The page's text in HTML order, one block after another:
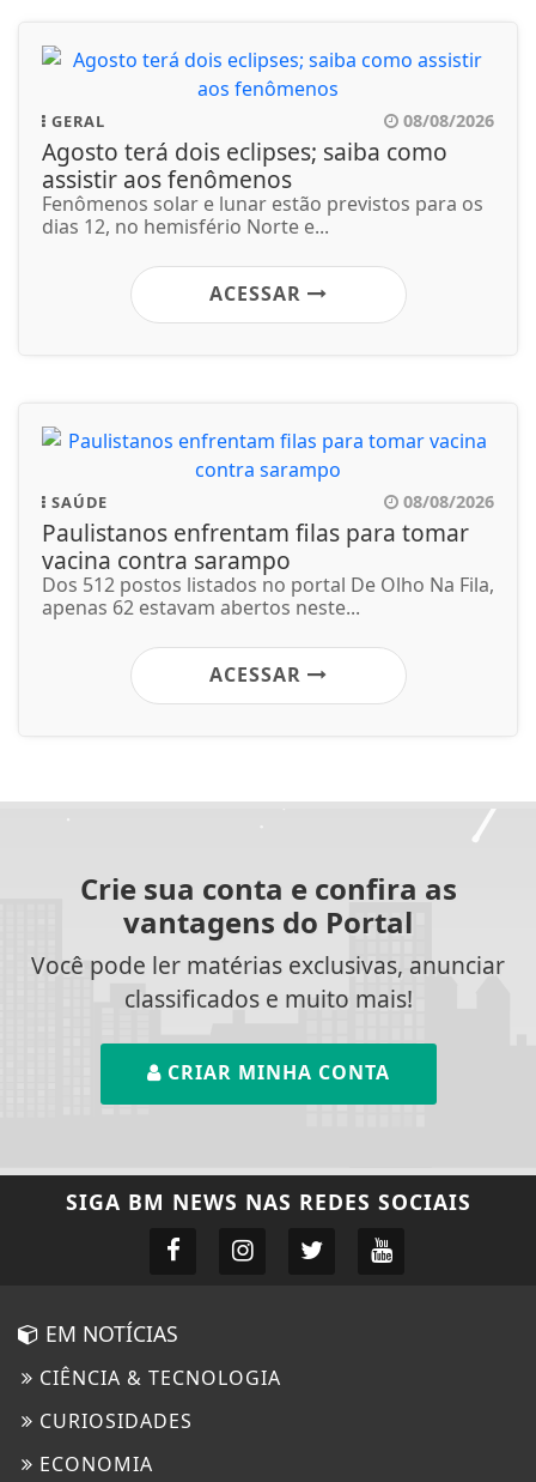
GERAL 08/08/2026
Agosto terá dois eclipses; saiba como
assistir aos fenômenos
Fenômenos solar e lunar estão previstos para os
dias 12, no hemisfério Norte e...
ACESSAR
SAÚDE 08/08/2026
Paulistanos enfrentam filas para tomar
vacina contra sarampo
Dos 512 postos listados no portal De Olho Na Fila,
apenas 62 estavam abertos neste...
ACESSAR
Crie sua conta e confira as
vantagens do Portal
Você pode ler matérias exclusivas, anunciar
classificados e muito mais!
CRIAR MINHA CONTA
SIGA BM NEWS NAS REDES SOCIAIS
EM NOTÍCIAS
CIÊNCIA & TECNOLOGIA
CURIOSIDADES
ECONOMIA